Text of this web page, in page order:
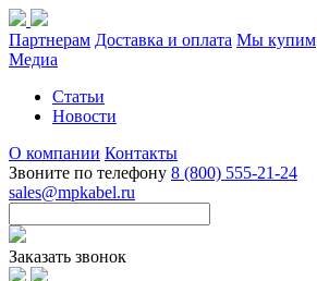
Партнерам Доставка и оплата Мы купим
Медиа
Статьи
Новости
О компании Контакты
Звоните по телефону 8 (800) 555-21-24
sales@mpkabel.ru
Заказать звонок